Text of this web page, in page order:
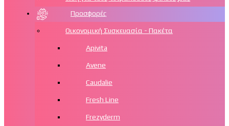
Προσφορές
Οικονομική Συσκευασία - Πακέτα
Apivita
Avene
Caudalie
Fresh Line
Frezyderm